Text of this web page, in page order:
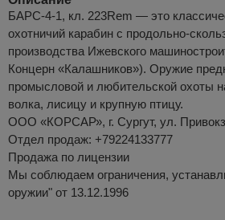
БАРС-4-1, кл. 223Rem — это
охотничий карабин с продольно-
производства Ижевского
Концерн «Калашников»). Оружие
промысловой и любительской охоты
волка, лисицу и крупную птицу.
ООО «КОРСАР», г. Сургут, ул.
Отдел продаж: +79224133777
Продажа по лицензии
Мы соблюдаем ограничения,
оружии" от 13.12.1996